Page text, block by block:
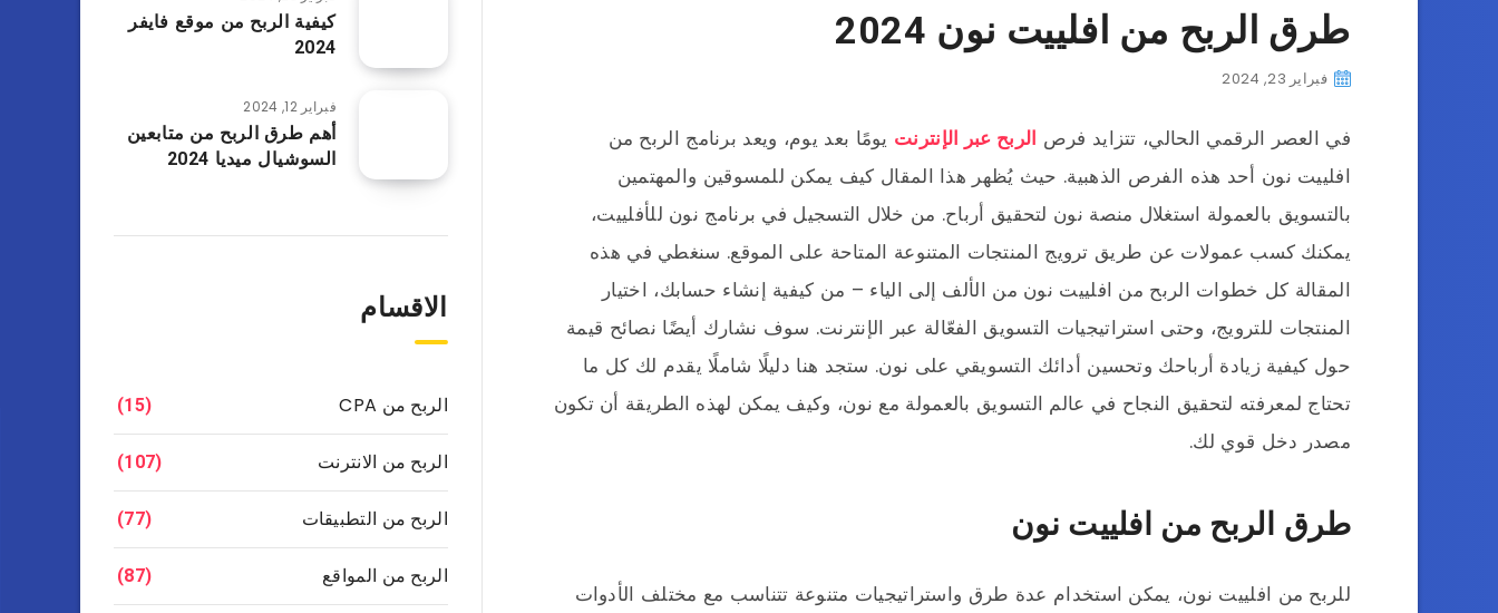
طرق الربح من افلييت نون 2024
فبراير 23, 2024
في العصر الرقمي الحالي، تتزايد فرص الربح عبر الإنترنت يومًا بعد يوم، ويعد برنامج الربح من
افلييت نون أحد هذه الفرص الذهبية. حيث يُظهر هذا المقال كيف يمكن للمسوقين والمهتمين
بالتسويق بالعمولة استغلال منصة نون لتحقيق أرباح. من خلال التسجيل في برنامج نون للأفلييت،
يمكنك كسب عمولات عن طريق ترويج المنتجات المتنوعة المتاحة على الموقع. سنغطي في هذه
المقالة كل خطوات الربح من افلييت نون من الألف إلى الياء – من كيفية إنشاء حسابك، اختيار
المنتجات للترويج، وحتى استراتيجيات التسويق الفعّالة عبر الإنترنت. سوف نشارك أيضًا نصائح قيمة
حول كيفية زيادة أرباحك وتحسين أدائك التسويقي على نون. ستجد هنا دليلًا شاملًا يقدم لك كل ما
تحتاج لمعرفته لتحقيق النجاح في عالم التسويق بالعمولة مع نون، وكيف يمكن لهذه الطريقة أن تكون
مصدر دخل قوي لك.
طرق الربح من افلييت نون
للربح من افلييت نون، يمكن استخدام عدة طرق واستراتيجيات متنوعة تتناسب مع مختلف الأدوات
كيفية الربح من موقع فايفر
2024
فبراير 12, 2024
أهم طرق الربح من متابعين
السوشيال ميديا 2024
الاقسام
الربح من CPA (15)
الربح من الانترنت (107)
الربح من التطبيقات (77)
الربح من المواقع (87)